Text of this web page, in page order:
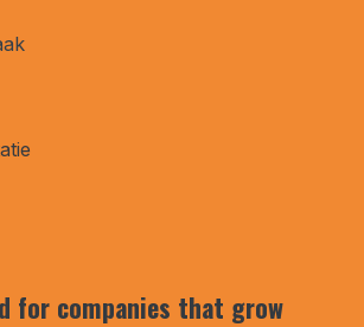
for companies that grow